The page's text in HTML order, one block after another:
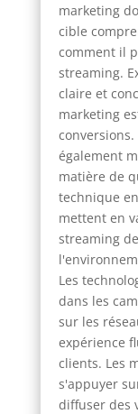
marketing
cible
comment il
streaming.
claire et
marketing
également
matière de
technique
mettent en
streaming
Les
dans les
sur les
expérience
clients. Les
s'appuyer
diffuser des